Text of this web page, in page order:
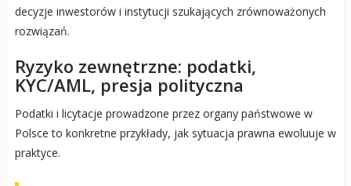
decyzje inwestorów i instytucji szukających zrównoważonych
rozwiązań.
Ryzyko zewnętrzne: podatki,
KYC/AML, presja polityczna
Podatki i licytacje prowadzone przez organy państwowe w
Polsce to konkretne przykłady, jak sytuacja prawna ewoluuje w
praktyce.